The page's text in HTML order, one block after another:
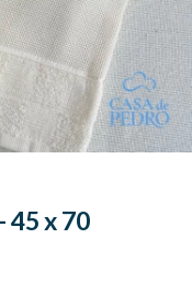
45 x 70